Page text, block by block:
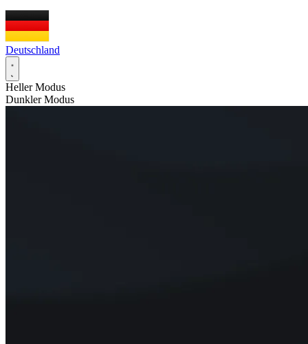
Deutschland
Heller Modus
Dunkler Modus